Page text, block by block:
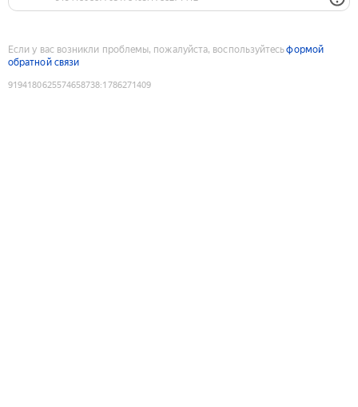
Если у вас возникли проблемы, пожалуйста, воспользуйтесьформой
обратной связи
9194180625574658738:1786271409